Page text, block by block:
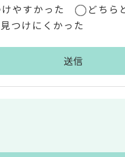
けやすかった
どちら
見つけにくかった